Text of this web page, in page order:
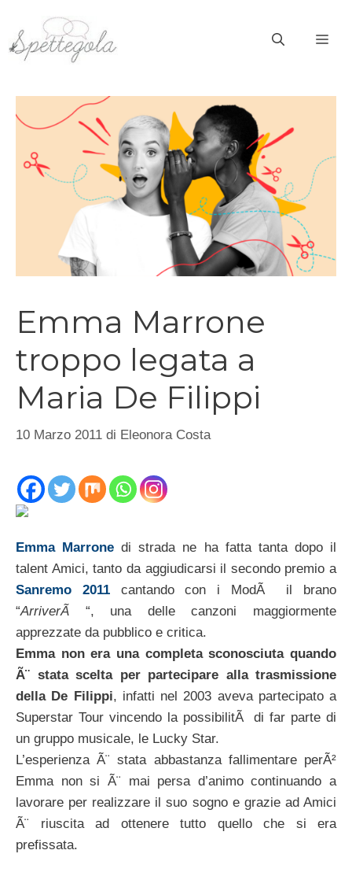
contenuto
Emma Marrone
troppo legata a
Maria De Filippi
10 Marzo 2011 di Eleonora Costa
Emma Marrone di strada ne ha fatta tanta dopo il
talent Amici, tanto da aggiudicarsi il secondo premio a
Sanremo 2011cantando con i ModÃ il brano
“ArriverÃ “, una delle canzoni maggiormente
apprezzate da pubblico e critica.
Emma non era una completa sconosciuta quando
Ã¨ stata scelta per partecipare alla trasmissione
della De Filippi, infatti nel 2003 aveva partecipato a
Superstar Tour vincendo la possibilitÃ di far parte di
un gruppo musicale, le Lucky Star.
L’esperienza Ã¨ stata abbastanza fallimentare perÃ²
Emma non si Ã¨ mai persa d’animo continuando a
lavorare per realizzare il suo sogno e grazie ad Amici
Ã¨ riuscita ad ottenere tutto quello che si era
prefissata.